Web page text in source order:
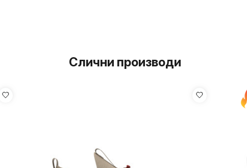
Слични производи